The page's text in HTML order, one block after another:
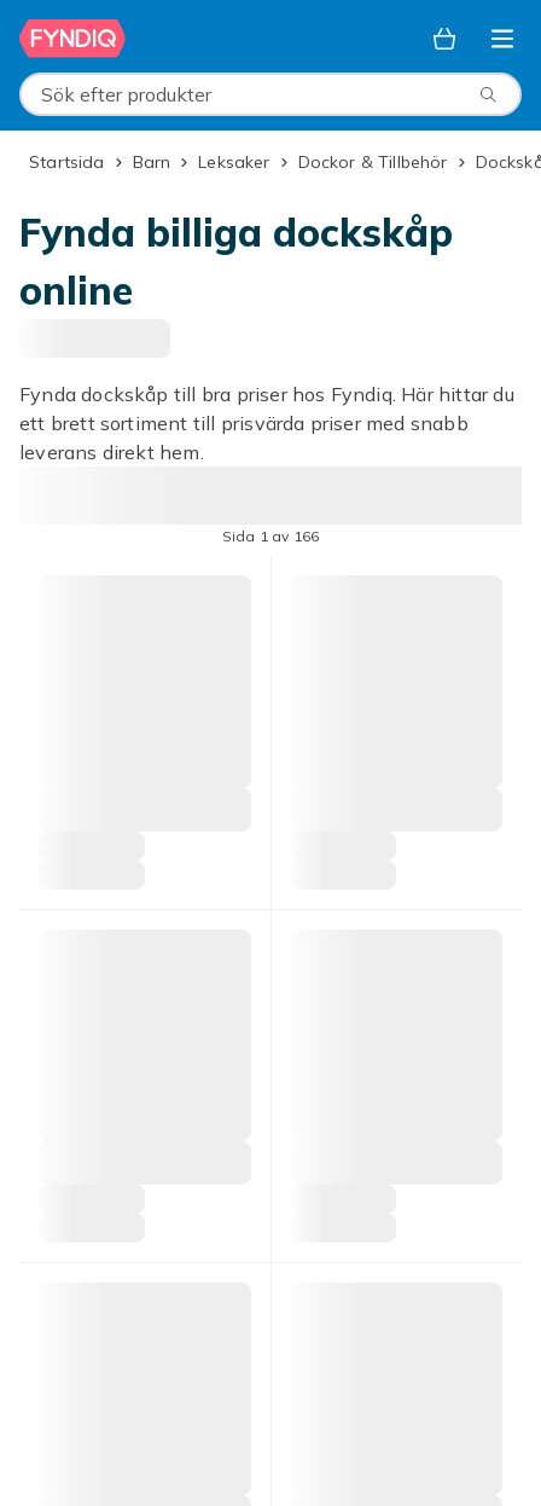
Hoppa till huvudinnehållet
Sök efter produkter
Startsida Barn Leksaker Dockor & Tillbehör
Fynda billiga dockskåp
online
Fynda dockskåp till bra priser hos Fyndiq. Här hittar du
ett brett sortiment till prisvärda priser med snabb
leverans direkt hem.
Sida 1 av 166